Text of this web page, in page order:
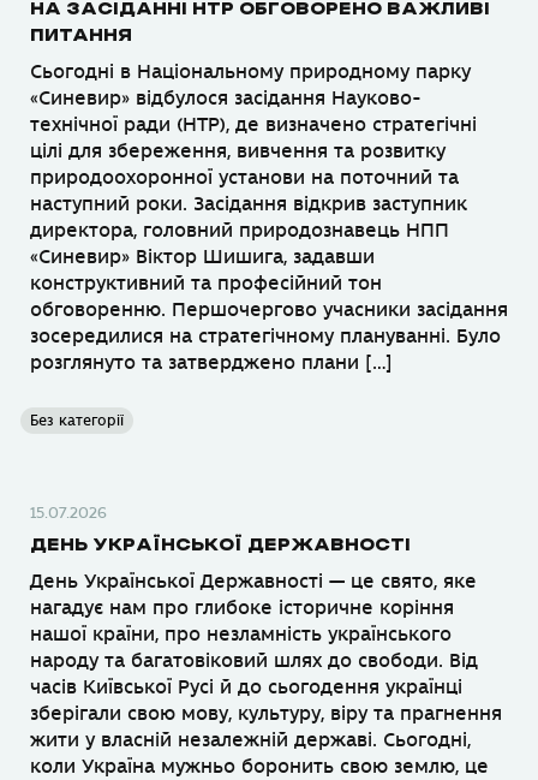
НА ЗАСІДАННІ НТР ОБГОВОРЕНО ВАЖЛИВІ
ПИТАННЯ
Сьогодні в Національному природному парку
«Синевир» відбулося засідання Науково-
технічної ради (НТР), де визначено стратегічні
цілі для збереження, вивчення та розвитку
природоохоронної установи на поточний та
наступний роки. Засідання відкрив заступник
директора, головний природознавець НПП
«Синевир» Віктор Шишига, задавши
конструктивний та професійний тон
обговоренню. Першочергово учасники засідання
зосередилися на стратегічному плануванні. Було
розглянуто та затверджено плани […]
Без категорії
15.07.2026
ДЕНЬ УКРАЇНСЬКОЇ ДЕРЖАВНОСТІ
День Української Державності — це свято, яке
нагадує нам про глибоке історичне коріння
нашої країни, про незламність українського
народу та багатовіковий шлях до свободи. Від
часів Київської Русі й до сьогодення українці
зберігали свою мову, культуру, віру та прагнення
жити у власній незалежній державі. Сьогодні,
коли Україна мужньо боронить свою землю, це